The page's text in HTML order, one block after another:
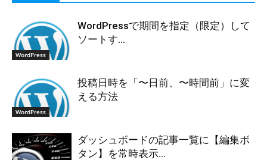
WordPress
WordPressで期間を指定（限定）して
ソートす...
WordPress
投稿日時を「〜日前、〜時間前」に変
える方法
ダッシュボードの記事一覧に【編集ボ
タン】を常時表示...